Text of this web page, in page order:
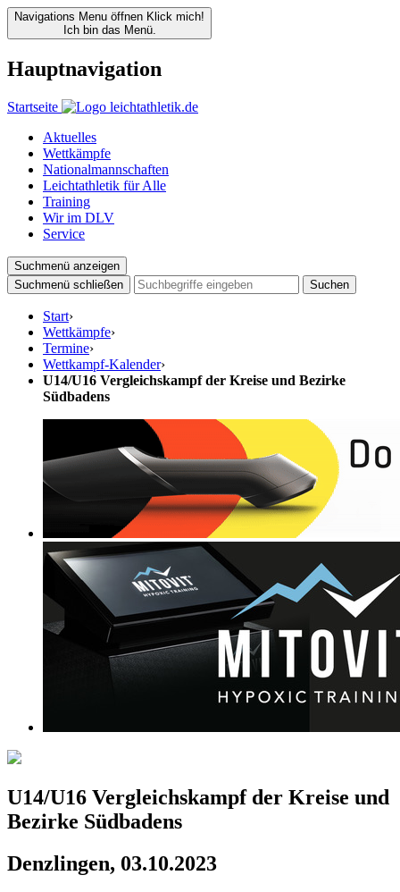
Navigations Menu öffnen Klick mich!
Ich bin das Menü.
Hauptnavigation
Startseite
Aktuelles
Wettkämpfe
Nationalmannschaften
Leichtathletik für Alle
Training
Wir im DLV
Service
Suchmenü anzeigen
Suchmenü schließen
Suchen
Start›
Wettkämpfe›
Termine›
Wettkampf-Kalender›
U14/U16 Vergleichskampf der Kreise und Bezirke
Südbadens
U14/U16 Vergleichskampf der Kreise und
Bezirke Südbadens
Denzlingen, 03.10.2023